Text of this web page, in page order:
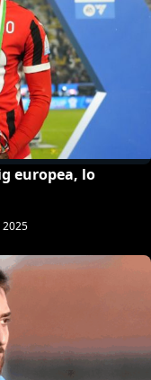
europea, lo
2025